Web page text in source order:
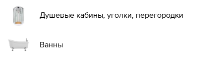
Душевые кабины, уголки, перегородки
Ванны